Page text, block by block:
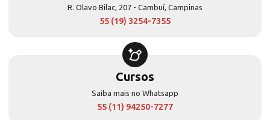
R. Olavo Bilac, 207 - Cambuí, Campinas
55 (19) 3254-7355
Cursos
Saiba mais no Whatsapp
55 (11) 94250-7277